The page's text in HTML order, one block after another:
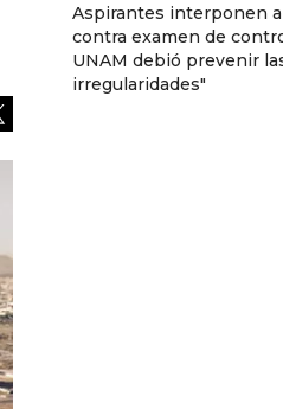
Aspirantes interponen
contra examen de
UNAM debió prevenir
irregularidades"